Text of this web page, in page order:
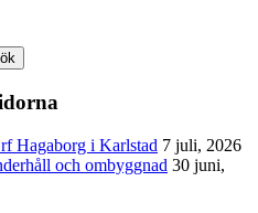
Hagaborg i Karlstad 7 juli, 2026
och ombyggnad 30 juni,